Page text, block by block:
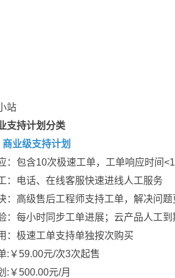
站
支持计划分类
商业级支持计划
：包含10次极速工单，工单响应时间
：电话、在线客服快速进线人工服务
：高级售后工程师支持工单，解决问题
：每小时同步工单进展；云产品人工到
：极速工单支持单独按次购买
:￥59.00元/次3次起售
:￥500.00元/月